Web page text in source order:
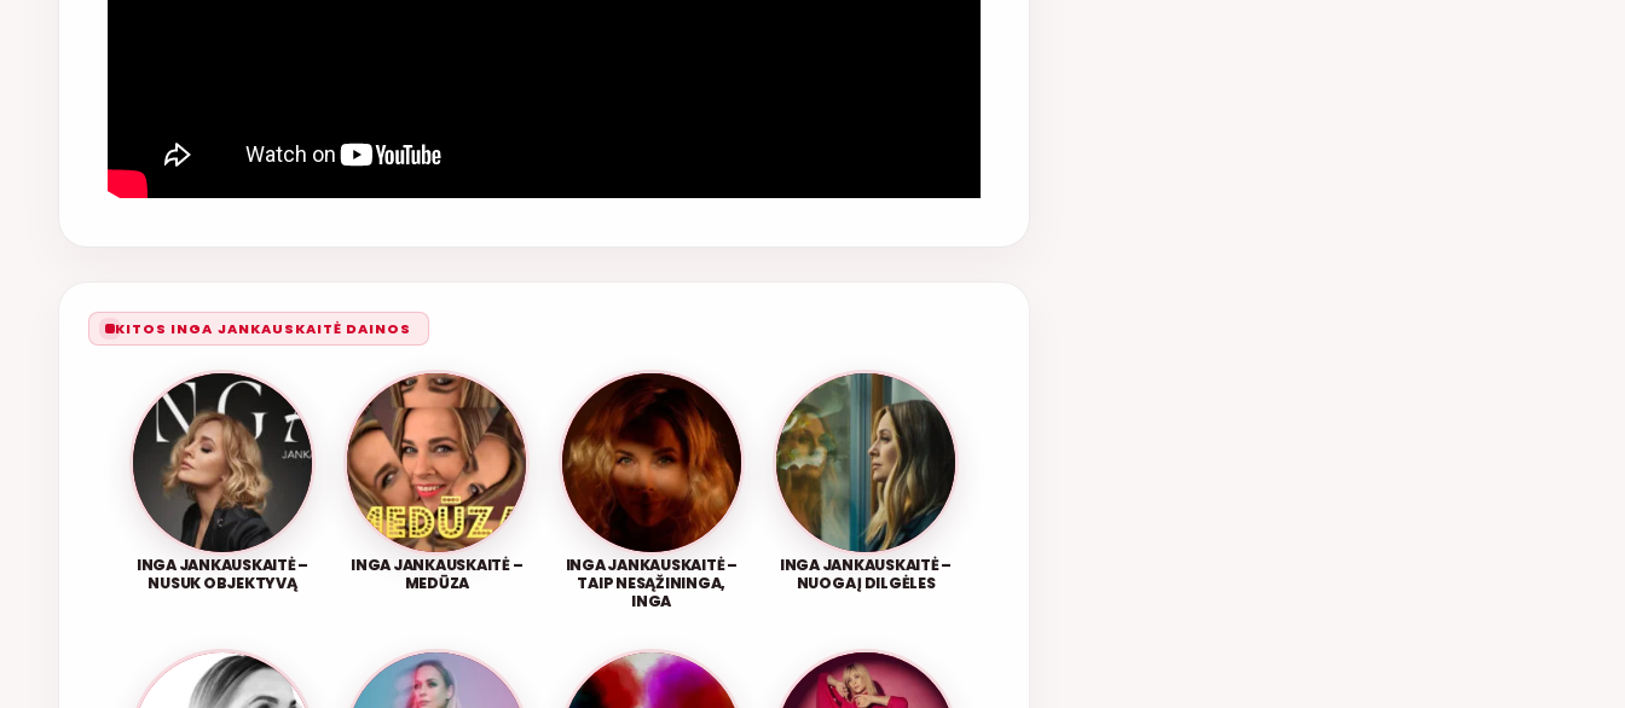
KITOS INGA JANKAUSKAITĖ DAINOS
INGA JANKAUSKAITĖ –
NUSUK OBJEKTYVĄ
INGA JANKAUSKAITĖ –
MEDŪZA
INGA JANKAUSKAITĖ –
TAIP NESĄŽININGA,
INGA
INGA JANKAUSKAITĖ –
NUOGA Į DILGĖLES